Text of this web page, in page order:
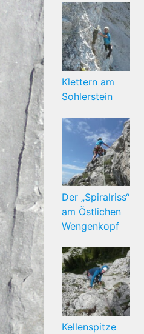
Klettern am
Sohlerstein
Der „Spiralriss“
am Östlichen
Wengenkopf
Kellenspitze